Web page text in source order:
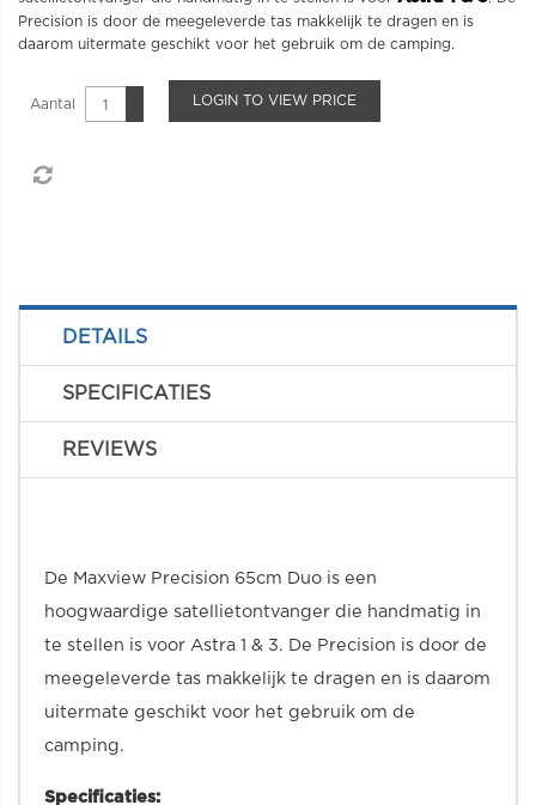
Precision is door de meegeleverde tas makkelijk te dragen en is
daarom uitermate geschikt voor het gebruik om de camping.
Aantal LOGIN TO VIEW PRICE
DETAILS
SPECIFICATIES
REVIEWS
De Maxview Precision 65cm Duo is een
hoogwaardige satellietontvanger die handmatig in
te stellen is voor Astra 1 & 3. De Precision is door de
meegeleverde tas makkelijk te dragen en is daarom
uitermate geschikt voor het gebruik om de
camping.
Specificaties: